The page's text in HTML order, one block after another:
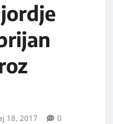
18, 2017 0